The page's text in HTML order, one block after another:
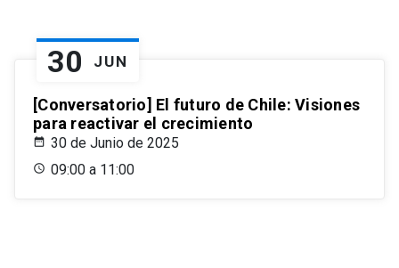
30 JUN
[Conversatorio] El futuro de Chile: Visiones
para reactivar el crecimiento
30 de Junio de 2025
09:00 a 11:00